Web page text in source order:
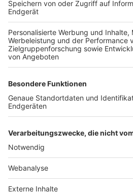
TOP-VEREINE
TOP-PARTNER
Nutzungsbedingungen Datenschutz